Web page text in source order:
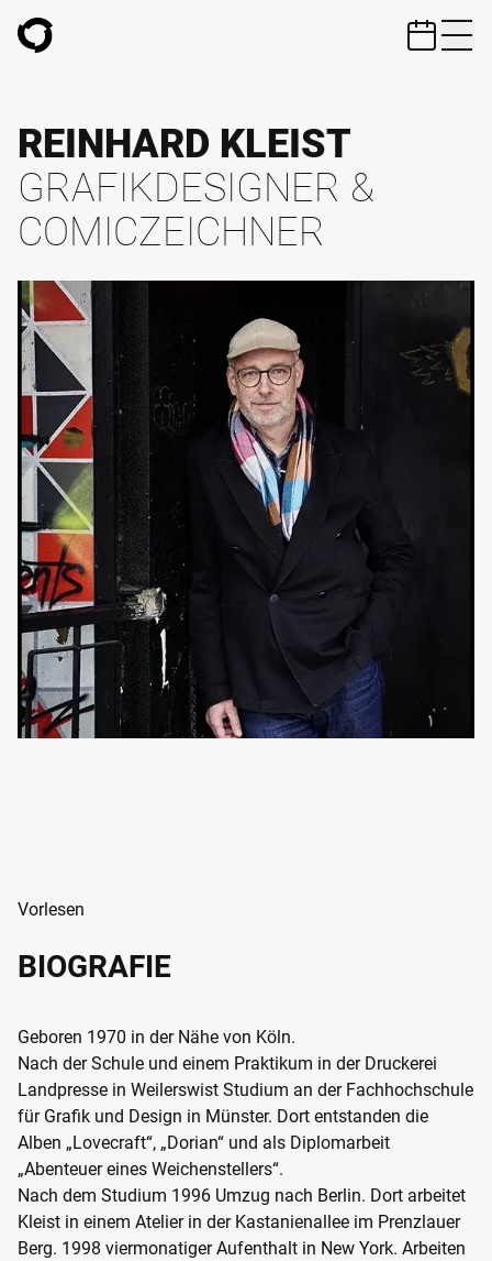
ZUM HAUPTINHALT SPRINGEN
REINHARD KLEIST
GRAFIKDESIGNER &
COMICZEICHNER
Vorlesen
BIOGRAFIE
Geboren 1970 in der Nähe von Köln.
Nach der Schule und einem Praktikum in der Druckerei
Landpresse in Weilerswist Studium an der Fachhochschule
für Grafik und Design in Münster. Dort entstanden die
Alben „Lovecraft“, „Dorian“ und als Diplomarbeit
„Abenteuer eines Weichenstellers“.
Nach dem Studium 1996 Umzug nach Berlin. Dort arbeitet
Kleist in einem Atelier in der Kastanienallee im Prenzlauer
Berg. 1998 viermonatiger Aufenthalt in New York. Arbeiten